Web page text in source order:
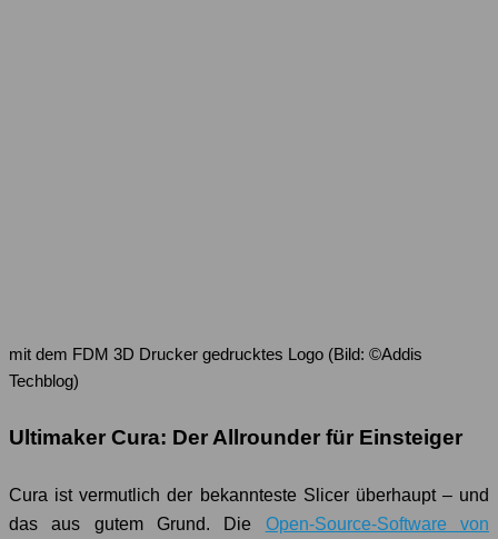
mit dem FDM 3D Drucker gedrucktes Logo (Bild: ©Addis
Techblog)
Ultimaker Cura: Der Allrounder für Einsteiger
Cura ist vermutlich der bekannteste Slicer überhaupt – und
das aus gutem Grund. Die Open-Source-Software von